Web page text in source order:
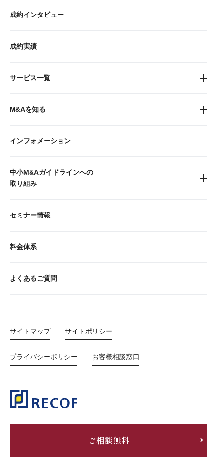
成約インタビュー
成約実績
サービス一覧
M&Aを知る
インフォメーション
中小M&Aガイドラインへの
取り組み
セミナー情報
料金体系
よくあるご質問
サイトマップ サイトポリシー
プライバシーポリシー お客様相談窓口
ご相談無料